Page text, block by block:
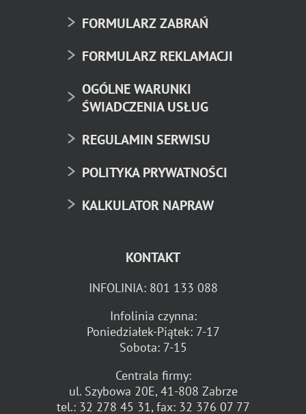
FORMULARZ ZABRAŃ
FORMULARZ REKLAMACJI
OGÓLNE WARUNKI
ŚWIADCZENIA USŁUG
REGULAMIN SERWISU
POLITYKA PRYWATNOŚCI
KALKULATOR NAPRAW
KONTAKT
INFOLINIA: 801 133 088
Infolinia czynna:
Poniedziałek-Piątek: 7-17
Sobota: 7-15
Centrala firmy:
ul. Szybowa 20E, 41-808 Zabrze
tel.: 32 278 45 31, fax: 32 376 07 77